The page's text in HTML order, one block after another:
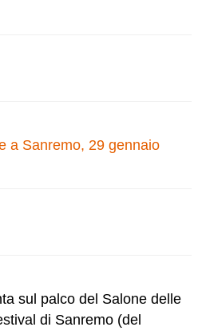
a Sanremo, 29 gennaio
sul palco del Salone delle
di Sanremo (del